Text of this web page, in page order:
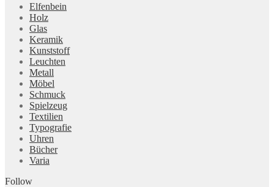
Elfenbein
Holz
Glas
Keramik
Kunststoff
Leuchten
Metall
Möbel
Schmuck
Spielzeug
Textilien
Typografie
Uhren
Bücher
Varia
Follow